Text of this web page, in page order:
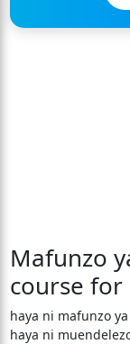
Mafunzo
course
haya ni mafunzo
haya ni